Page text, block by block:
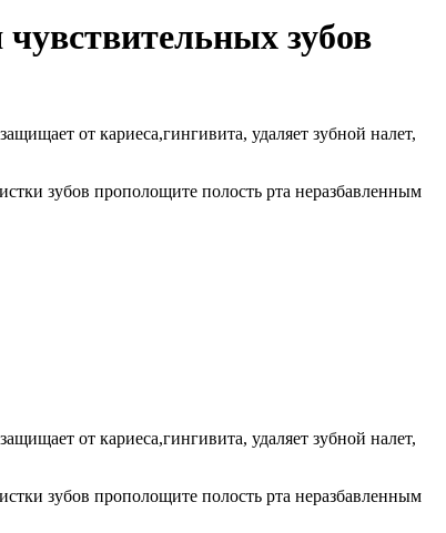
зубов
от кариеса,гингивита, удаляет зубной налет,
зубов прополощите полость рта неразбавленным
от кариеса,гингивита, удаляет зубной налет,
зубов прополощите полость рта неразбавленным